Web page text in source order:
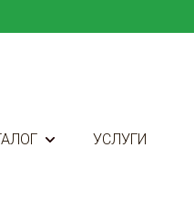
УСЛУГИ